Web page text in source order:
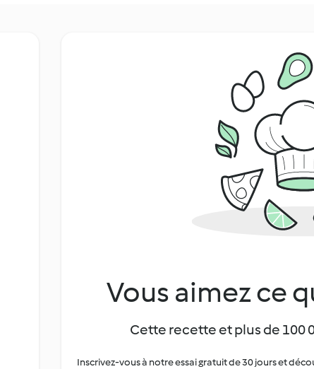
Vous aimez ce
Cette recette et plus de 100
Inscrivez-vous à notre essai gratuit de 30 jours et